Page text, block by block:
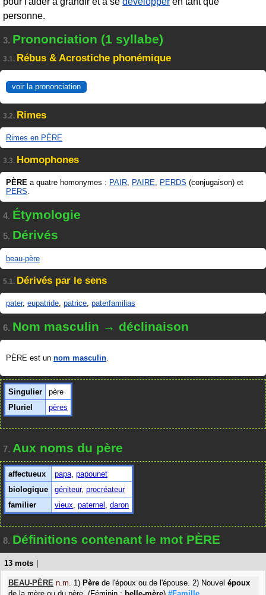
personne.
3. Prononciation (1 syllabe)
3.1. Rébus & Acrostiche phonémique
voir la prononciation
3.2. Rimes
Rimes en PÈRE
3.3. Homophones
PÈRE a quatre homonymes : PAIR, PAIRE, PERDS (conjugaison) et
PERS.
4. Étymologie
5. Dérivés
beau-père
5.1. Dérivés par le sens
pater, eupatride, patrice, paterfamilias
6. Nom masculin → déclinaison
PÈRE est un nom masculin.
Singulier
père
Pluriel
pères
7. Aux noms du père
affectueux papa, papounet
biologique
géniteur, procréateur
familier
vieux, paternel , daron
8. Définitions contenant le mot PÈRE
13 mots
BEAU-PÈRE n.m. 1) Père de l'époux ou de l'épouse. 2) Nouvel époux